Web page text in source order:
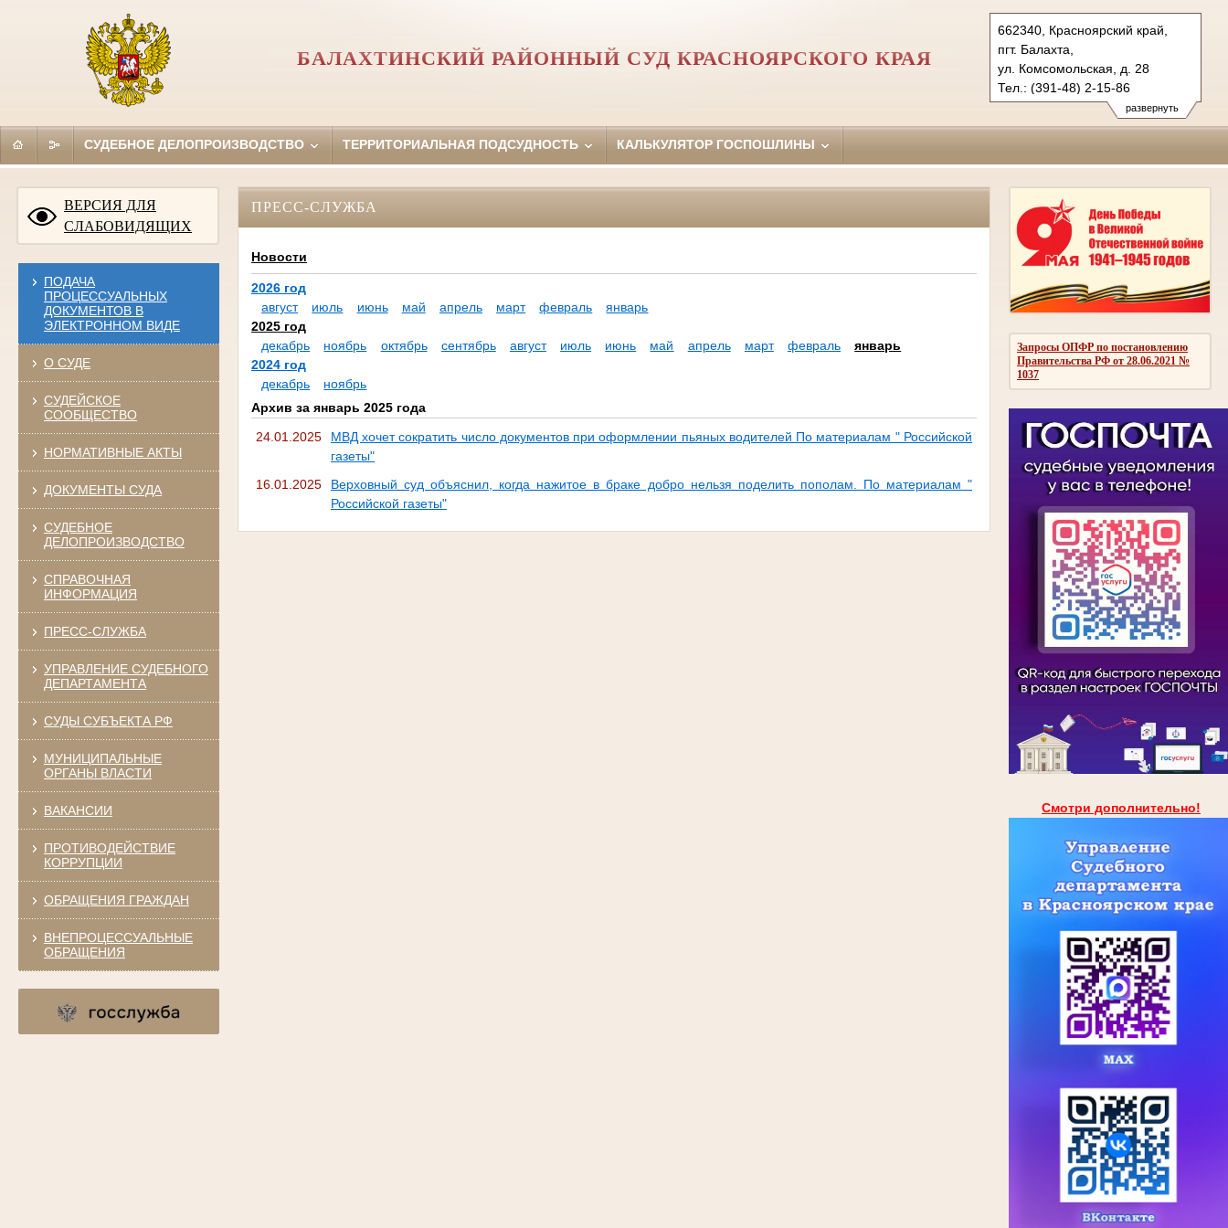
развернуть
662340, Красноярский край,
пгт. Балахта,
ул. Комсомольская, д. 28
Тел.: (391-48) 2-15-86
balahta.krk@sudrf.ru
БАЛАХТИНСКИЙ РАЙОННЫЙ СУД КРАСНОЯРСКОГО КРАЯ
СУДЕБНОЕ ДЕЛОПРОИЗВОДСТВО ТЕРРИТОРИАЛЬНАЯ ПОДСУДНОСТЬ КАЛЬКУЛЯТОР ГОСПОШЛИНЫ
ВЕРСИЯ ДЛЯ
СЛАБОВИДЯЩИХ
ПОДАЧА
ПРОЦЕССУАЛЬНЫХ
ДОКУМЕНТОВ В
ЭЛЕКТРОННОМ ВИДЕ
О СУДЕ
СУДЕЙСКОЕ
СООБЩЕСТВО
НОРМАТИВНЫЕ АКТЫ
ДОКУМЕНТЫ СУДА
СУДЕБНОЕ
ДЕЛОПРОИЗВОДСТВО
СПРАВОЧНАЯ
ИНФОРМАЦИЯ
ПРЕСС-СЛУЖБА
УПРАВЛЕНИЕ СУДЕБНОГО
ДЕПАРТАМЕНТА
СУДЫ СУБЪЕКТА РФ
МУНИЦИПАЛЬНЫЕ
ОРГАНЫ ВЛАСТИ
ВАКАНСИИ
ПРОТИВОДЕЙСТВИЕ
КОРРУПЦИИ
ОБРАЩЕНИЯ ГРАЖДАН
ВНЕПРОЦЕССУАЛЬНЫЕ
ОБРАЩЕНИЯ
Запросы ОПФР по постановлению
Правительства РФ от 28.06.2021 №
1037
Смотри дополнительно!
ПРЕСС-СЛУЖБА
Новости
2026 год
август
июль июнь май апрель март февраль
январь
2025 год
декабрь
ноябрь октябрь сентябрь август июль июнь май апрель март февраль
январь
2024 год
декабрь
ноябрь
Архив за январь 2025 года
24.01.2025
МВД хочет сократить число документов при оформлении пьяных водителей По материалам " Российской
газеты"
16.01.2025
Верховный суд объяснил, когда нажитое в браке добро нельзя поделить пополам. По материалам "
Российской газеты"